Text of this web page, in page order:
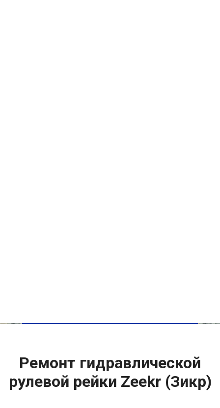
Ремонт гидравлической
рулевой рейки Zeekr (Зикр)